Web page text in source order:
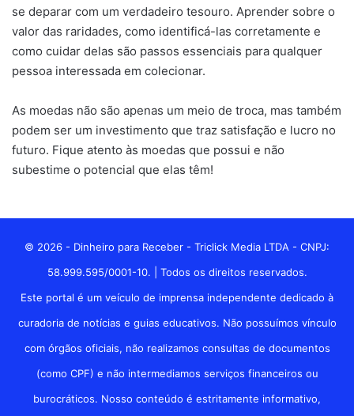
se deparar com um verdadeiro tesouro. Aprender sobre o
valor das raridades, como identificá-las corretamente e
como cuidar delas são passos essenciais para qualquer
pessoa interessada em colecionar.
As moedas não são apenas um meio de troca, mas também
podem ser um investimento que traz satisfação e lucro no
futuro. Fique atento às moedas que possui e não
subestime o potencial que elas têm!
© 2026 - Dinheiro para Receber - Triclick Media LTDA - CNPJ:
58.999.595/0001-10. | Todos os direitos reservados.
Este portal é um veículo de imprensa independente dedicado à
curadoria de notícias e guias educativos. Não possuímos vínculo
com órgãos oficiais, não realizamos consultas de documentos
(como CPF) e não intermediamos serviços financeiros ou
burocráticos. Nosso conteúdo é estritamente informativo,